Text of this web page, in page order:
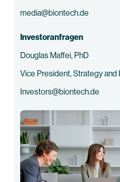
media@biontech.de
Investoranfragen
Douglas Maffei, PhD
Vice President, Strategy and
Investors@biontech.de